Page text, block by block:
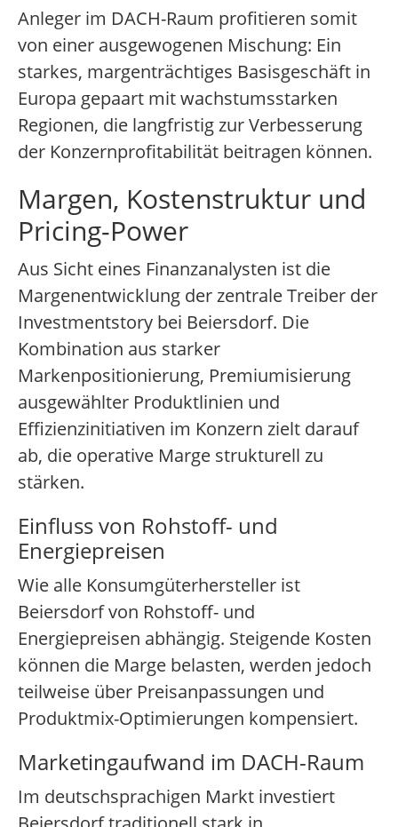
Anleger im DACH-Raum profitieren somit
von einer ausgewogenen Mischung: Ein
starkes, margenträchtiges Basisgeschäft in
Europa gepaart mit wachstumsstarken
Regionen, die langfristig zur Verbesserung
der Konzernprofitabilität beitragen können.
Margen, Kostenstruktur und
Pricing-Power
Aus Sicht eines Finanzanalysten ist die
Margenentwicklung der zentrale Treiber der
Investmentstory bei Beiersdorf. Die
Kombination aus starker
Markenpositionierung, Premiumisierung
ausgewählter Produktlinien und
Effizienzinitiativen im Konzern zielt darauf
ab, die operative Marge strukturell zu
stärken.
Einfluss von Rohstoff- und
Energiepreisen
Wie alle Konsumgüterhersteller ist
Beiersdorf von Rohstoff- und
Energiepreisen abhängig. Steigende Kosten
können die Marge belasten, werden jedoch
teilweise über Preisanpassungen und
Produktmix-Optimierungen kompensiert.
Marketingaufwand im DACH-Raum
Im deutschsprachigen Markt investiert